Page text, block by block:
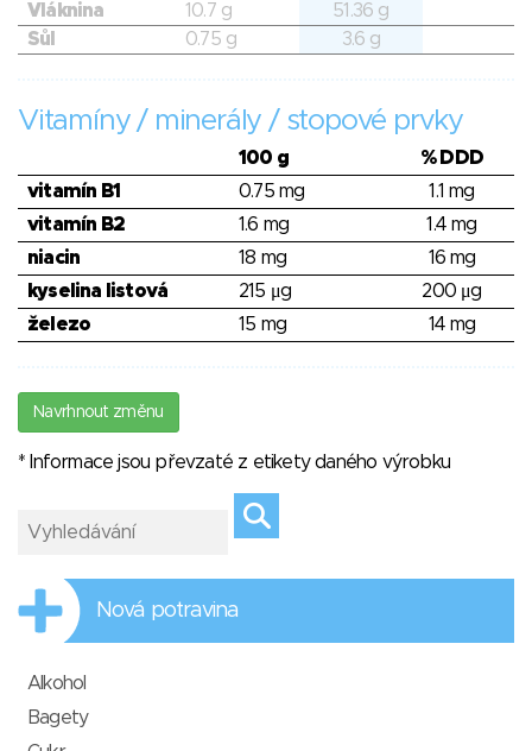
Vláknina
10.7 g
51.36 g
Sůl
0.75 g 3.6 g
Vitamíny / minerály / stopové prvky
100 g
% DDD
vitamín B1
0.75 mg
1.1 mg
vitamín B2
1.6 mg
1.4 mg
niacin
18 mg
16 mg
kyselina listová
215 μg
200 μg
železo
15 mg 14 mg
Navrhnout změnu
* Informace jsou převzaté z etikety daného výrobku
Nová potravina
Alkohol
Bagety